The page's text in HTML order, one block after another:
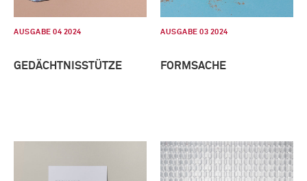
AUSGABE 04 2024
GEDÄCHTNISSTÜTZE
AUSGABE 03 2024
FORMSACHE